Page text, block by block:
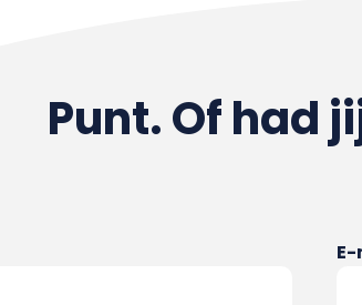
Punt. Of had